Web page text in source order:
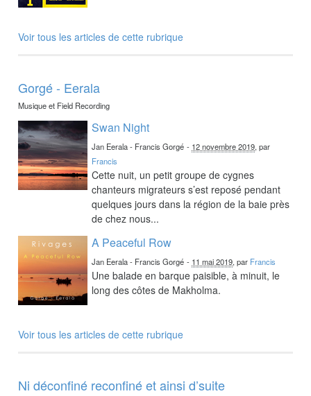
Voir tous les articles de cette rubrique
Gorgé - Eerala
Musique et Field Recording
Swan Night
Jan Eerala - Francis Gorgé - 12 novembre 2019, par
Francis
Cette nuit, un petit groupe de cygnes
chanteurs migrateurs s’est reposé pendant
quelques jours dans la région de la baie près
de chez nous...
A Peaceful Row
Jan Eerala - Francis Gorgé - 11 mai 2019, par Francis
Une balade en barque paisible, à minuit, le
long des côtes de Makholma.
Voir tous les articles de cette rubrique
Ni déconfiné reconfiné et ainsi d’suite